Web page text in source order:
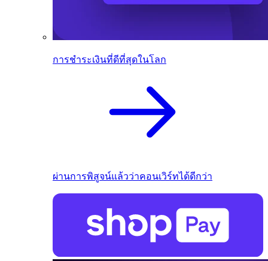
การชำระเงินที่ดีที่สุดในโลก
ผ่านการพิสูจน์แล้วว่าคอนเวิร์ทได้ดีกว่า